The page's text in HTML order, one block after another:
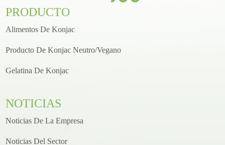
PRODUCTO
Alimentos De Konjac
Producto De Konjac Neutro/vegano
Gelatina De Konjac
NOTICIAS
Noticias De La Empresa
Noticias Del Sector